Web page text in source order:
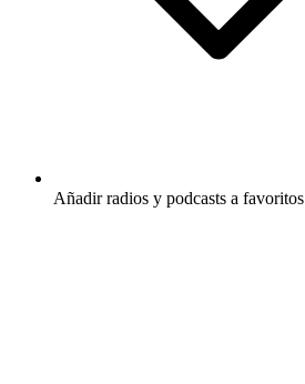
Añadir radios y podcasts a favoritos